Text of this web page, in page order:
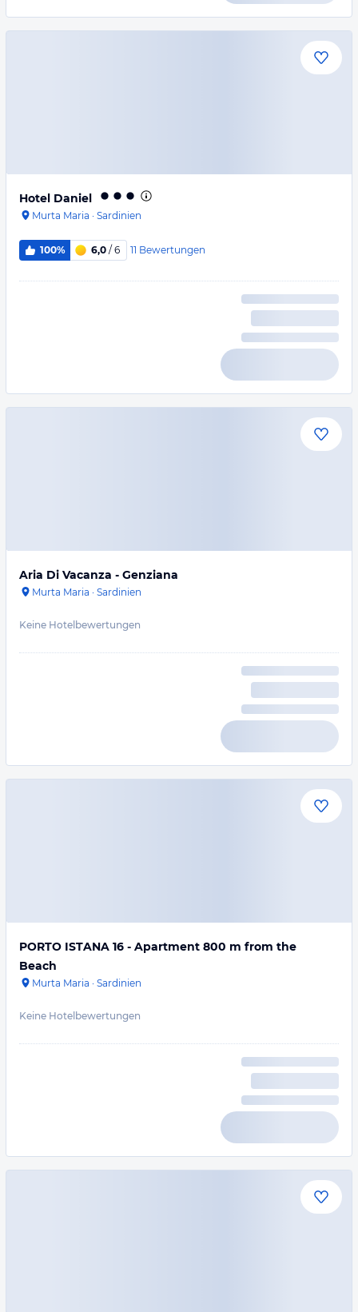
Hotel Daniel
Murta Maria · Sardinien
100% 6,0 / 6 11 Bewertungen
Aria Di Vacanza - Genziana
Murta Maria · Sardinien
Keine Hotelbewertungen
PORTO ISTANA 16 - Apartment 800 m from the
Beach
Murta Maria · Sardinien
Keine Hotelbewertungen